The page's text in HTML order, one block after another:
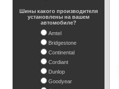
Шины какого производителя
установлены на вашем
автомобиле?
Amtel
Bridgestone
Continental
Cordiant
Dunlop
Goodyear